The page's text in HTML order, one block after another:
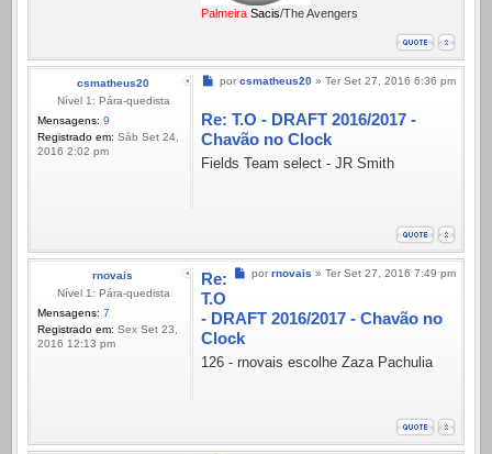
Palmeira Sacis/The Avengers
csmatheus20
Nível 1: Pára-quedista
Mensagens: 9
Registrado em: Sáb Set 24,
2016 2:02 pm
Mensagem
por csmatheus20 » Ter Set 27, 2016 6:36 pm
Re: T.O - DRAFT 2016/2017 -
Chavão no Clock
Fields Team select - JR Smith
rnovais
Nível 1: Pára-quedista
Mensagens: 7
Registrado em: Sex Set 23,
2016 12:13 pm
Mensagem
por rnovais » Ter Set 27, 2016 7:49 pm
Re:
T.O
- DRAFT 2016/2017 - Chavão no
Clock
126 - rnovais escolhe Zaza Pachulia